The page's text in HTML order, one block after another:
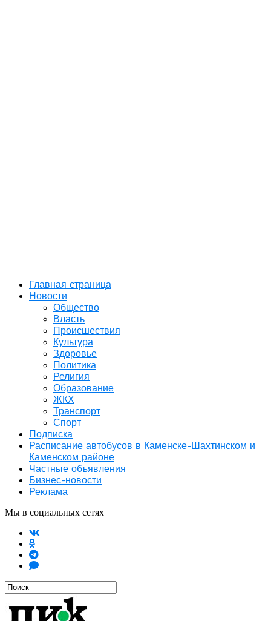
Главная страница
Новости
Общество
Власть
Происшествия
Культура
Здоровье
Политика
Религия
Образование
ЖКХ
Транспорт
Спорт
Подписка
Расписание автобусов в Каменске-Шахтинском и
Каменском районе
Частные объявления
Бизнес-новости
Реклама
Мы в социальных сетях